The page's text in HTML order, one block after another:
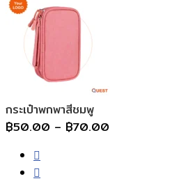
กระเป๋าพกพาสีชมพู
฿50.00 – ฿70.00